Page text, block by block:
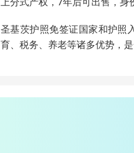
圣基茨护照免签证国家和护照
育、税务、养老等诸多优势，